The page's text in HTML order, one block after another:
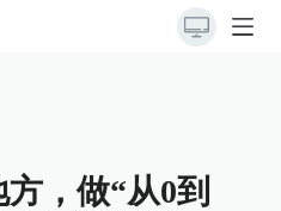
，做“从0到